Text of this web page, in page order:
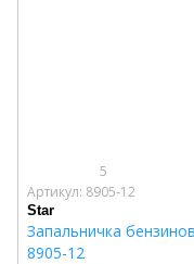
5
Артикул: 8905-12
Star
Запальничка
8905-12